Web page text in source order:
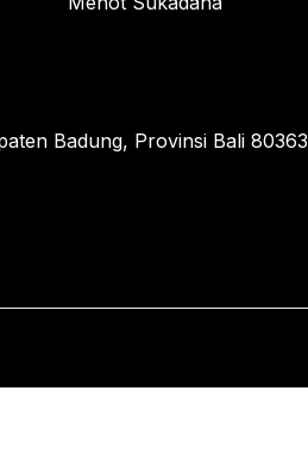
Badung, Provinsi Bali 80363